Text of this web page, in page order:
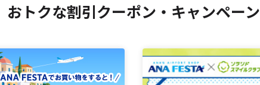
おトクな割引クーポン・キャンペーン